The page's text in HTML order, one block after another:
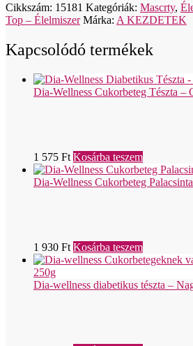
Cikkszám: 15181 Kategóriák: Mascrty,
Top – Élelmiszer Márka: A KEZDETEK
Kapcsolódó termékek
Dia-Wellness Cukorbeteg Tészta –
1 575 Ft Kosárba teszem
Dia-Wellness Cukorbeteg
1 930 Ft Kosárba teszem
Dia-wellness diabetikus tészta –